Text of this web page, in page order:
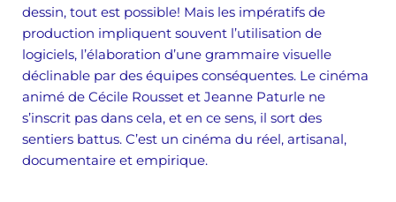
dessin, tout est possible! Mais les impératifs de
production impliquent souvent l’utilisation de
logiciels, l’élaboration d’une grammaire visuelle
déclinable par des équipes conséquentes. Le cinéma
animé de Cécile Rousset et Jeanne Paturle ne
s’inscrit pas dans cela, et en ce sens, il sort des
sentiers battus. C’est un cinéma du réel, artisanal,
documentaire et empirique.